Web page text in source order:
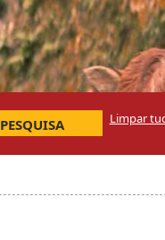
PESQUISA Limpar